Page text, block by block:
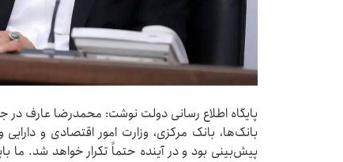
پایگاه اطلاع رسانی دولت نوشت: محمدرضا عارف در
بانک‌ها، بانک مرکزی، وزارت امور اقتصادی و
پیش‌بینی بود و در آینده حتماً تکرار خواهد شد. ما